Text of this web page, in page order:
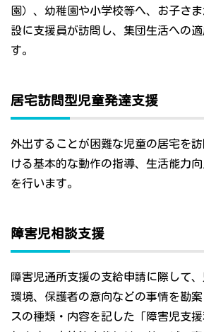
園）、幼稚園や小学校等へ、お子さ
設に支援員が訪問し、集団生活への
す。
居宅訪問型児童発達支援
外出することが困難な児童の居宅を
ける基本的な動作の指導、生活能力
を行います。
障害児相談支援
障害児通所支援の支給申請に際して
環境、保護者の意向などの事情を勘
スの種類・内容を記した「障害児支